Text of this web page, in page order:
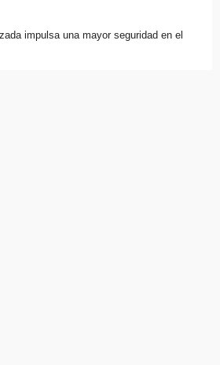
impulsa una mayor seguridad en el